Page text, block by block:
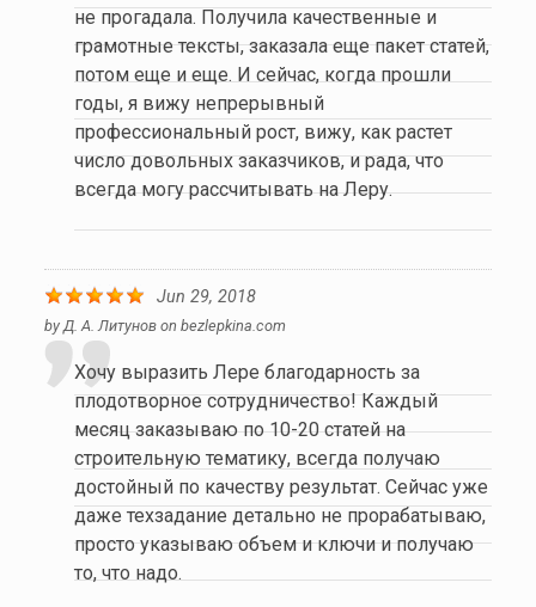
не прогадала. Получила качественные и
грамотные тексты, заказала еще пакет статей,
потом еще и еще. И сейчас, когда прошли
годы, я вижу непрерывный
профессиональный рост, вижу, как растет
число довольных заказчиков, и рада, что
всегда могу рассчитывать на Леру.
Jun 29, 2018
byД. А. Литуновon bezlepkina.com
Хочу выразить Лере благодарность за
плодотворное сотрудничество! Каждый
месяц заказываю по 10-20 статей на
строительную тематику, всегда получаю
достойный по качеству результат. Сейчас уже
даже техзадание детально не прорабатываю,
просто указываю объем и ключи и получаю
то, что надо.